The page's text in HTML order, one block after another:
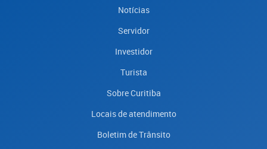
Notícias
Servidor
Investidor
Turista
Sobre Curitiba
Locais de atendimento
Boletim de Trânsito